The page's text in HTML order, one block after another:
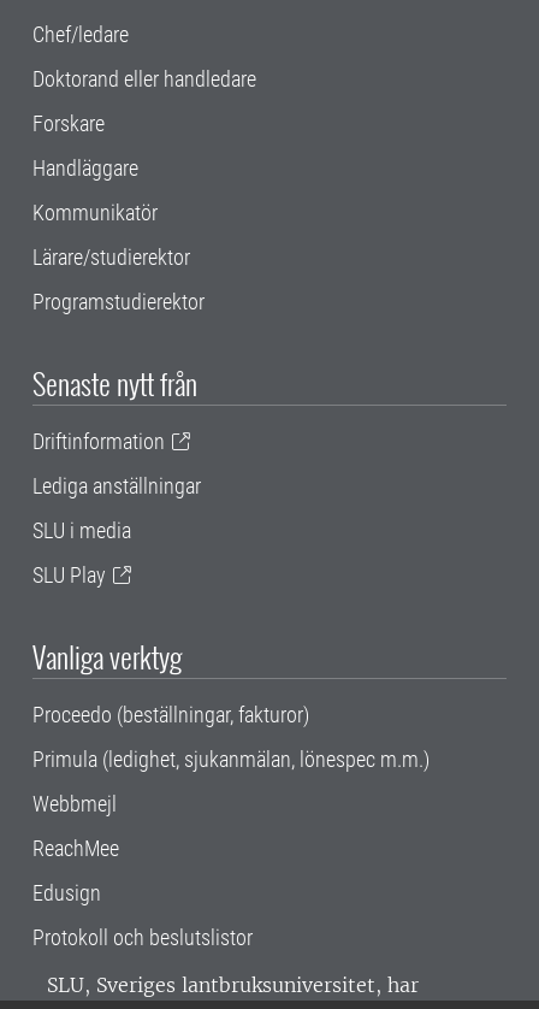
Chef/ledare
Doktorand eller handledare
Forskare
Handläggare
Kommunikatör
Lärare/studierektor
Programstudierektor
Senaste nytt från
Driftinformation
Lediga anställningar
SLU i media
SLU Play
Vanliga verktyg
Proceedo (beställningar, fakturor)
Primula (ledighet, sjukanmälan, lönespec m.m.)
Webbmejl
ReachMee
Edusign
Protokoll och beslutslistor
SLU, Sveriges lantbruksuniversitet, har